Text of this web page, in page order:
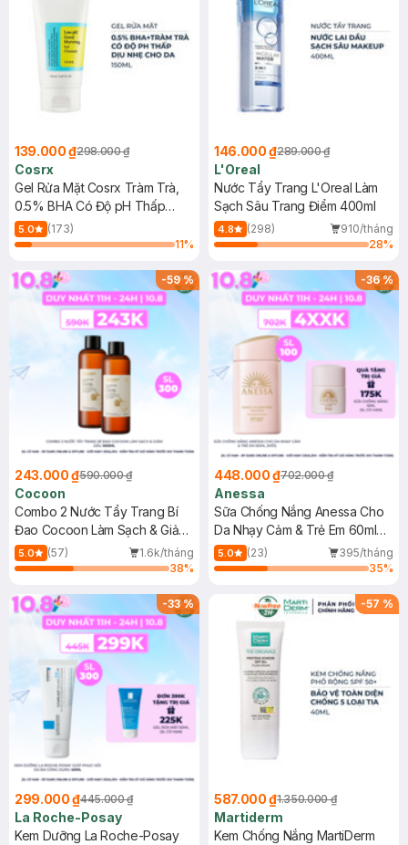
139.000 ₫298.000 ₫
Cosrx
Gel Rửa Mặt Cosrx Tràm Trà,
0.5% BHA Có Độ pH Thấp
150ml
5.0
(173)
11%
146.000 ₫289.000 ₫
L'Oreal
Nước Tẩy Trang L'Oreal Làm
Sạch Sâu Trang Điểm 400ml
4.8 (298)
910/tháng
28%
-59%
243.000 ₫590.000 ₫
Cocoon
Combo 2 Nước Tẩy Trang Bí
Đao Cocoon Làm Sạch & Giảm
Dầu 500ml
5.0 (57)
1.6k/tháng
38%
-36%
448.000 ₫702.000 ₫
Anessa
Sữa Chống Nắng Anessa Cho
Da Nhạy Cảm & Trẻ Em 60ml
(Mới)
5.0 (23)
395/tháng
35%
-33%
299.000 ₫445.000 ₫
La Roche-Posay
Kem Dưỡng La Roche-Posay
-57 %
587.000 ₫1.350.000 ₫
Martiderm
Kem Chống Nắng MartiDerm